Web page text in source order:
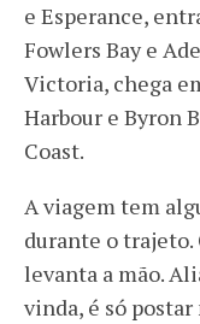
e Esperance,
Fowlers Bay e
Victoria, chega
Harbour e Byron
Coast.
A viagem tem
durante o trajeto.
levanta a mão.
vinda, é só